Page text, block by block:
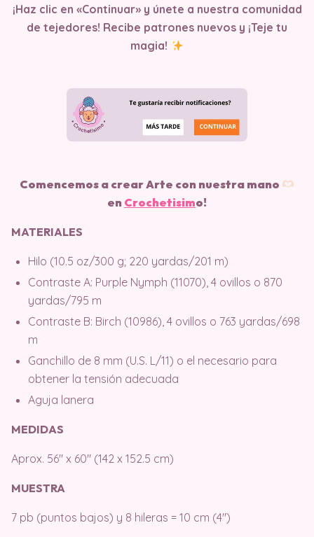
¡Haz clic en «Continuar» y únete a nuestra comunidad
de tejedores! Recibe patrones nuevos y ¡Teje tu
magia!
Comencemos a crear Arte con nuestra mano
en Crochetisimo!
MATERIALES
Hilo (10.5 oz/300 g; 220 yardas/201 m)
Contraste A: Purple Nymph (11070), 4 ovillos o 870
yardas/795 m
Contraste B: Birch (10986), 4 ovillos o 763 yardas/698
m
Ganchillo de 8 mm (U.S. L/11) o el necesario para
obtener la tensión adecuada
Aguja lanera
MEDIDAS
Aprox. 56″ x 60″ (142 x 152.5 cm)
MUESTRA
7 pb (puntos bajos) y 8 hileras = 10 cm (4″)